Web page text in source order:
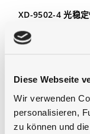
Diese Webseite
Wir verwenden
personalisieren,
zu können und
XD-9502-4 光稳
推荐用于光稳定性
单元低轮廓探测
CIE V(λ) 函数的高
备测量方案 1 和
视场。